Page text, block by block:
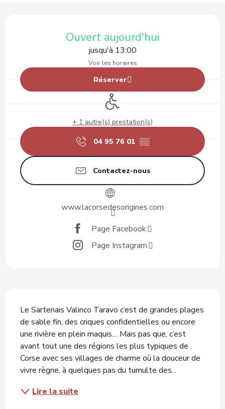
Ouvert aujourd'hui
jusqu'à 13:00
Voir les horaires
Réserver
Accès handicapés
+ 1 autre(s) prestation(s)
04 95 76 01 ▒▒
Contactez-nous
www.lacorsedesorigines.com
Page Facebook
Page Instagram
Le Sartenais Valinco Taravo c’est de grandes plages
de sable fin, des criques confidentielles ou encore
une rivière en plein maquis… Mais pas que, c’est
avant tout une des régions les plus typiques de
Corse avec ses villages de charme où la douceur de
vivre règne, à quelques pas du tumulte des...
Lire la suite